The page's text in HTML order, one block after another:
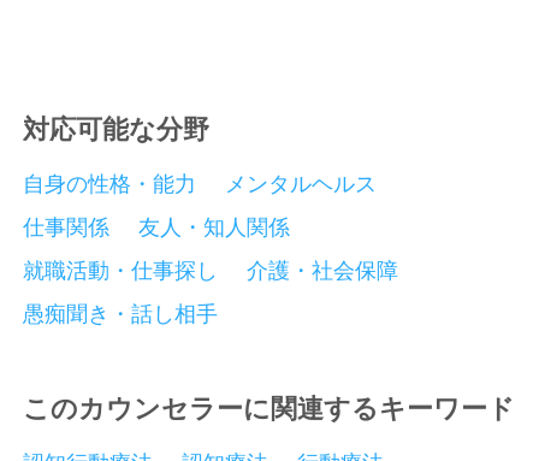
対応可能な分野
自身の性格・能力
メンタルヘルス
仕事関係
友人・知人関係
就職活動・仕事探し
介護・社会保障
愚痴聞き・話し相手
このカウンセラーに関連するキーワード